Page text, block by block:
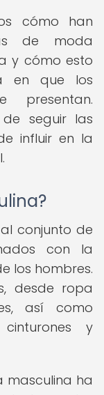
cómo han
de moda
y cómo esto
en que los
seguir las
influir en la
conjunto de
con la
los hombres.
desde ropa
así como
y
masculina ha